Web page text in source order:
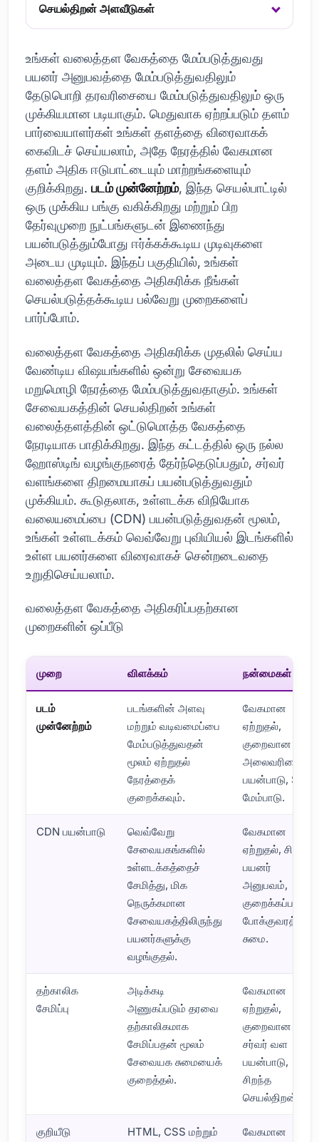
செயல்திறன் அளவீடுகள்
உங்கள் வலைத்தள வேகத்தை மேம்படுத்துவது
பயனர் அனுபவத்தை மேம்படுத்துவதிலும்
தேடுபொறி தரவரிசையை மேம்படுத்துவதிலும் ஒரு
முக்கியமான படியாகும். மெதுவாக ஏற்றப்படும் தளம்
பார்வையாளர்கள் உங்கள் தளத்தை விரைவாகக்
கைவிடச் செய்யலாம், அதே நேரத்தில் வேகமான
தளம் அதிக ஈடுபாட்டையும் மாற்றங்களையும்
குறிக்கிறது. படம் முன்னேற்றம், இந்த செயல்பாட்டில்
ஒரு முக்கிய பங்கு வகிக்கிறது மற்றும் பிற
தேர்வுமுறை நுட்பங்களுடன் இணைந்து
பயன்படுத்தும்போது ஈர்க்கக்கூடிய முடிவுகளை
அடைய முடியும். இந்தப் பகுதியில், உங்கள்
வலைத்தள வேகத்தை அதிகரிக்க நீங்கள்
செயல்படுத்தக்கூடிய பல்வேறு முறைகளைப்
பார்ப்போம்.
வலைத்தள வேகத்தை அதிகரிக்க முதலில் செய்ய
வேண்டிய விஷயங்களில் ஒன்று சேவையக
மறுமொழி நேரத்தை மேம்படுத்துவதாகும். உங்கள்
சேவையகத்தின் செயல்திறன் உங்கள்
வலைத்தளத்தின் ஒட்டுமொத்த வேகத்தை
நேரடியாக பாதிக்கிறது. இந்த கட்டத்தில் ஒரு நல்ல
ஹோஸ்டிங் வழங்குநரைத் தேர்ந்தெடுப்பதும், சர்வர்
வளங்களை திறமையாகப் பயன்படுத்துவதும்
முக்கியம். கூடுதலாக, உள்ளடக்க விநியோக
வலையமைப்பை (CDN) பயன்படுத்துவதன் மூலம்,
உங்கள் உள்ளடக்கம் வெவ்வேறு புவியியல் இடங்களில்
உள்ள பயனர்களை விரைவாகச் சென்றடைவதை
உறுதிசெய்யலாம்.
வலைத்தள வேகத்தை அதிகரிப்பதற்கான
முறைகளின் ஒப்பீடு
முறை விளக்கம் நன்மைகள்
படம்
முன்னேற்றம்
படங்களின் அளவு
மற்றும் வடிவமைப்பை
மேம்படுத்துவதன்
மூலம் ஏற்றுதல்
நேரத்தைக்
குறைக்கவும்.
வேகமான
ஏற்றுதல்,
குறைவான
அலைவரிசை
பயன்பாடு, SEO
மேம்பாடு.
CDN பயன்பாடு
வெவ்வேறு
சேவையகங்களில்
உள்ளடக்கத்தைச்
சேமித்து, மிக
நெருக்கமான
சேவையகத்திலிருந்து
பயனர்களுக்கு
வழங்குதல்.
வேகமான
ஏற்றுதல், சிறந்த
பயனர்
அனுபவம்,
குறைக்கப்பட்ட
போக்குவரத்து
சுமை.
தற்காலிக
சேமிப்பு
அடிக்கடி
அணுகப்படும் தரவை
தற்காலிகமாக
சேமிப்பதன் மூலம்
சேவையக சுமையைக்
குறைத்தல்.
வேகமான
ஏற்றுதல்,
குறைவான
சர்வர் வள
பயன்பாடு,
சிறந்த
செயல்திறன்.
குறியீடு
HTML, CSS மற்றும்
வேகமான